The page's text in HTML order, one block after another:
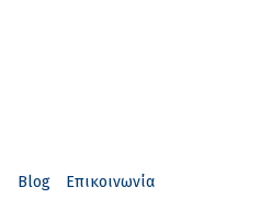
Blog Επικοινωνία